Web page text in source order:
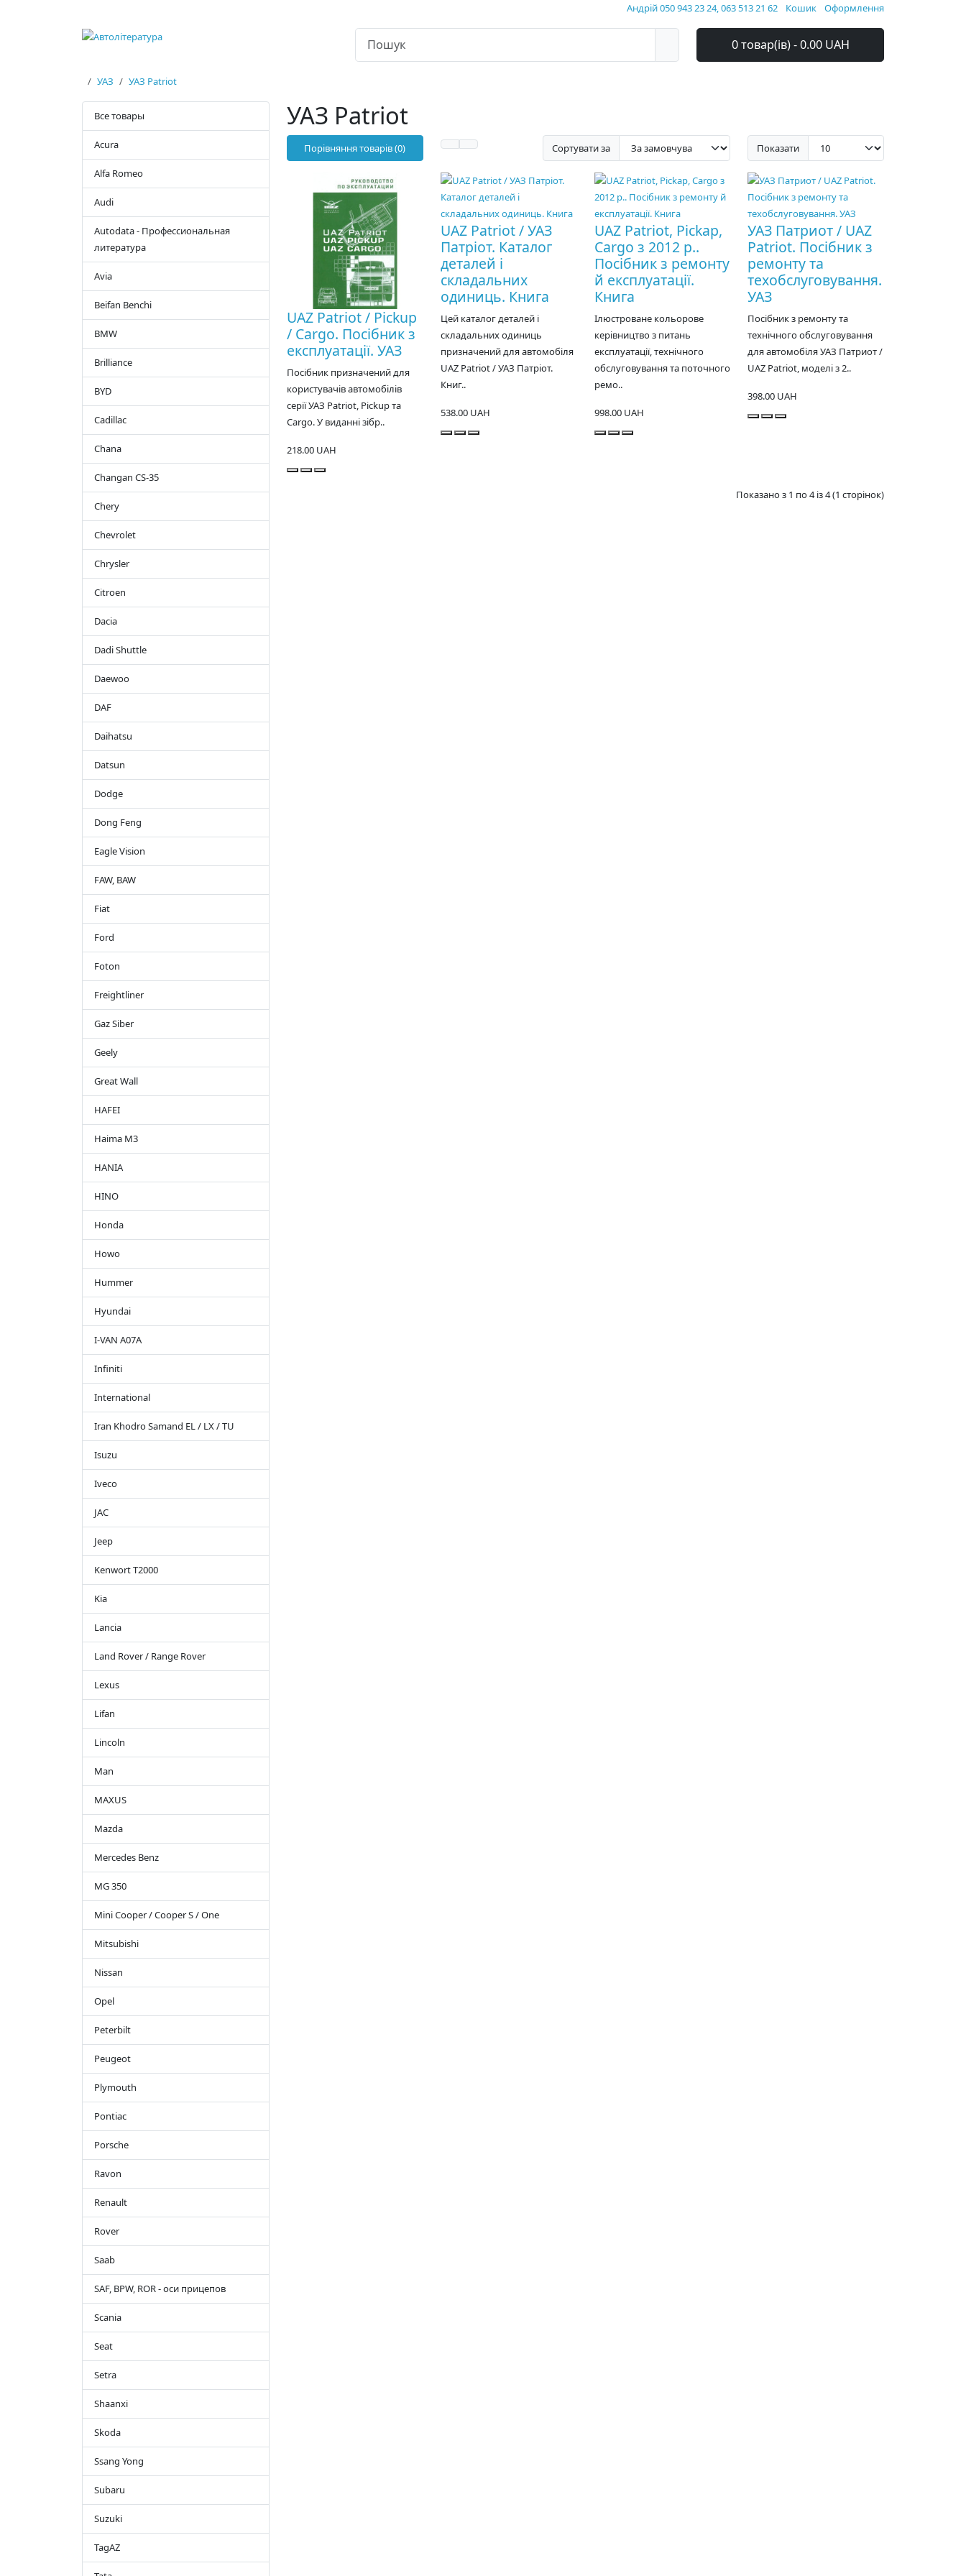
Андрій 050 943 23 24, 063 513 21 62 Кошик Оформлення
0 товар(ів) - 0.00 UAH
УАЗ УАЗ Patriot
Все товары
Acura
Alfa Romeo
Audi
Autodata - Профессиональная
литература
Avia
Beifan Benchi
BMW
Brilliance
BYD
Cadillac
Chana
Changan CS-35
Chery
Chevrolet
Chrysler
Citroen
Dacia
Dadi Shuttle
Daewoo
DAF
Daihatsu
Datsun
Dodge
Dong Feng
Eagle Vision
FAW, BAW
Fiat
Ford
Foton
Freightliner
Gaz Siber
Geely
Great Wall
HAFEI
Haima M3
HANIA
HINO
Honda
Howo
Hummer
Hyundai
I-VAN A07A
Infiniti
International
Iran Khodro Samand EL / LX / TU
Isuzu
Iveco
JAC
Jeep
Kenwort T2000
Kia
Lancia
Land Rover / Range Rover
Lexus
Lifan
Lincoln
Man
MAXUS
Mazda
Mercedes Benz
MG 350
Mini Cooper / Cooper S / One
Mitsubishi
Nissan
Opel
Peterbilt
Peugeot
Plymouth
Pontiac
Porsche
Ravon
Renault
Rover
Saab
SAF, BPW, ROR - оси прицепов
Scania
Seat
Setra
Shaanxi
Skoda
Ssang Yong
Subaru
Suzuki
TagAZ
УАЗ Patriot
Порівняння товарів (0) Сортувати за Показати
UAZ Patriot / Pickup
/ Cargo. Посібник з
експлуатації. УАЗ
Посібник призначений для
користувачів автомобілів
серії УАЗ Patriot, Pickup та
Cargo. У виданні зібр..
218.00 UAH
UAZ Patriot / УАЗ
Патріот. Каталог
деталей і
складальних
одиниць. Книга
Цей каталог деталей і
складальних одиниць
призначений для автомобіля
UAZ Patriot / УАЗ Патріот.
Книг..
538.00 UAH
UAZ Patriot, Pickap,
Cargo з 2012 р..
Посібник з ремонту
й експлуатації.
Книга
Ілюстроване кольорове
керівництво з питань
експлуатації, технічного
обслуговування та поточного
ремо..
998.00 UAH
УАЗ Патриот / UAZ
Patriot. Посібник з
ремонту та
техобслуговування.
УАЗ
Посібник з ремонту та
технічного обслуговування
для автомобіля УАЗ Патриот /
UAZ Patriot, моделі з 2..
398.00 UAH
Показано з 1 по 4 із 4 (1 сторінок)